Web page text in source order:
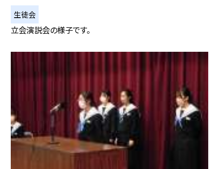
生徒会
立会演説会の様子です。